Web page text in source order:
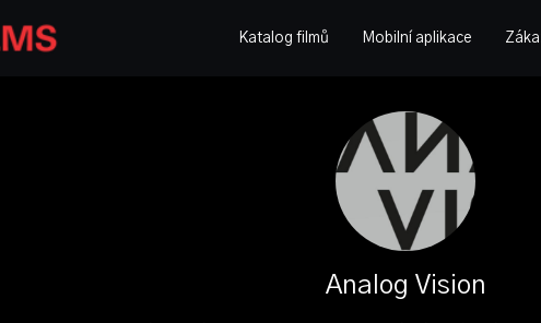
Katalog filmů Mobilní aplikace
Analog Vision